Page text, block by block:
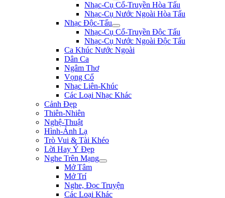
Nhạc-Cụ Cổ-Truyền Hòa Tấu
Nhạc-Cụ Nước Ngoài Hòa Tấu
Nhạc Độc-Tấu
Nhạc-Cụ Cổ-Truyền Độc Tấu
Nhạc-Cụ Nước Ngoài Độc Tấu
Ca Khúc Nước Ngoài
Dân Ca
Ngâm Thơ
Vọng Cổ
Nhạc Liên-Khúc
Các Loại Nhạc Khác
Cảnh Đẹp
Thiên-Nhiên
Nghệ-Thuật
Hình-Ảnh Lạ
Trò Vui & Tài Khéo
Lời Hay Ý Đẹp
Nghe Trên Mạng
Mở Tâm
Mở Trí
Nghe, Đọc Truyện
Các Loại Khác